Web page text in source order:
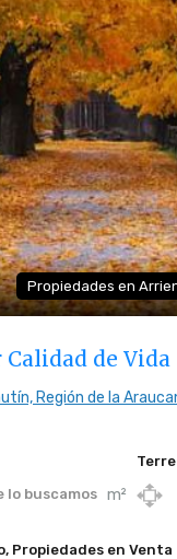
Propiedades en
de Vida
Región de la
lo buscamos m²
Propiedades en Venta